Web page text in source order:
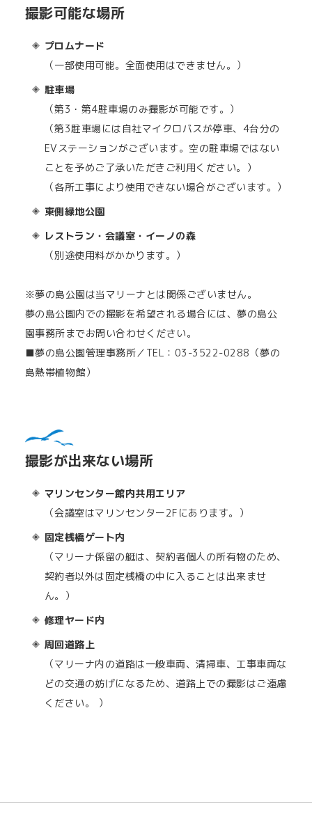
撮影可能な場所
プロムナード
（一部使用可能。全面使用はできません。）
駐車場
（第3・第4駐車場のみ撮影が可能です。）
（第3駐車場には自社マイクロバスが停車、4台分の
EVステーションがございます。空の駐車場ではない
ことを予めご了承いただきご利用ください。）
（各所工事により使用できない場合がございます。）
東側緑地公園
レストラン・会議室・イーノの森
（別途使用料がかかります。）
※夢の島公園は当マリーナとは関係ございません。
夢の島公園内での撮影を希望される場合には、夢の島公
園事務所までお問い合わせください。
■夢の島公園管理事務所／TEL：03-3522-0288（夢の
島熱帯植物館）
撮影が出来ない場所
マリンセンター館内共用エリア
（会議室はマリンセンター2Fにあります。）
固定桟橋ゲート内
（マリーナ係留の艇は、契約者個人の所有物のため、
契約者以外は固定桟橋の中に入ることは出来ませ
ん。）
修理ヤード内
周回道路上
（マリーナ内の道路は一般車両、清掃車、工事車両な
どの交通の妨げになるため、道路上での撮影はご遠慮
ください。 ）